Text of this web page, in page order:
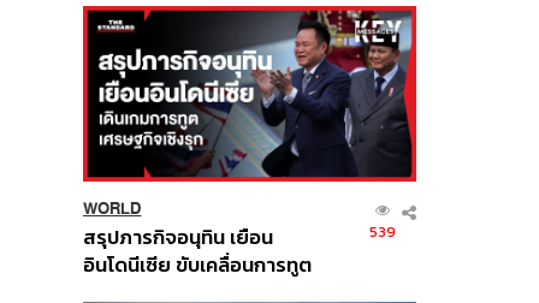
WORLD
สรุปภารกิจอนุทิน เยือน
อินโดนีเซีย ขับเคลื่อนการทูต
539